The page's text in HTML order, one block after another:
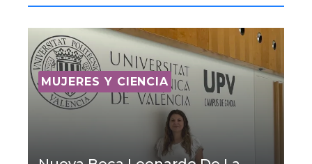
MUJERES Y CIENCIA